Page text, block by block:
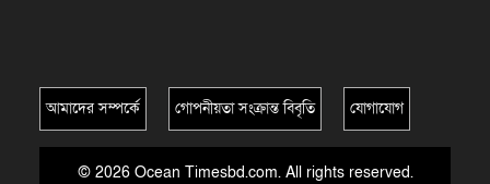
আমাদের সম্পর্কে গোপনীয়তা সংক্রান্ত বিবৃতি যোগাযোগ
© 2026 Ocean Timesbd.com. All rights reserved.